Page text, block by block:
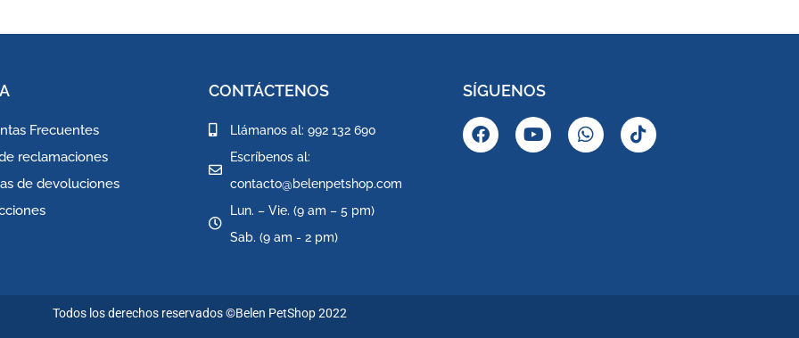
Frecuentes
reclamaciones
de devoluciones
CONTÁCTENOS
Llámanos al: 992 132 690
Escríbenos al:
contacto@belenpetshop.com
Lun. – Vie. (9 am – 5 pm)
Sab. (9 am - 2 pm)
SÍGUENOS
Todos los derechos reservados ©Belen PetShop 2022